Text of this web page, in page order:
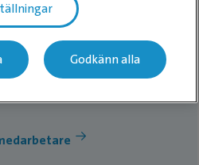
Godkänn alla